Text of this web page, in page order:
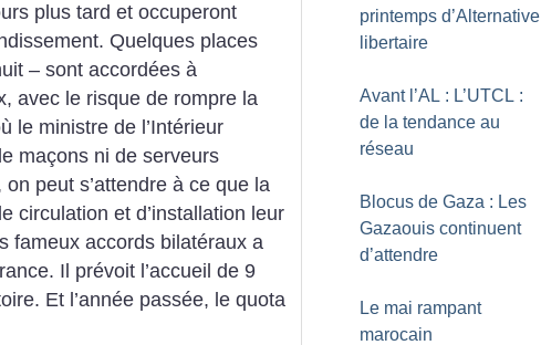
plus tard et occuperont
Quelques places
– sont accordées à
avec le risque de rompre la
le ministre de l’Intérieur
maçons ni de serveurs
on peut s’attendre à ce que la
circulation et d’installation leur
fameux accords bilatéraux a
Il prévoit l’accueil de 9
Et l’année passée, le quota
printemps d’Alternative
libertaire
Avant l’AL : L’UTCL :
de la tendance au
réseau
Blocus de Gaza : Les
Gazaouis continuent
d’attendre
Le mai rampant
marocain